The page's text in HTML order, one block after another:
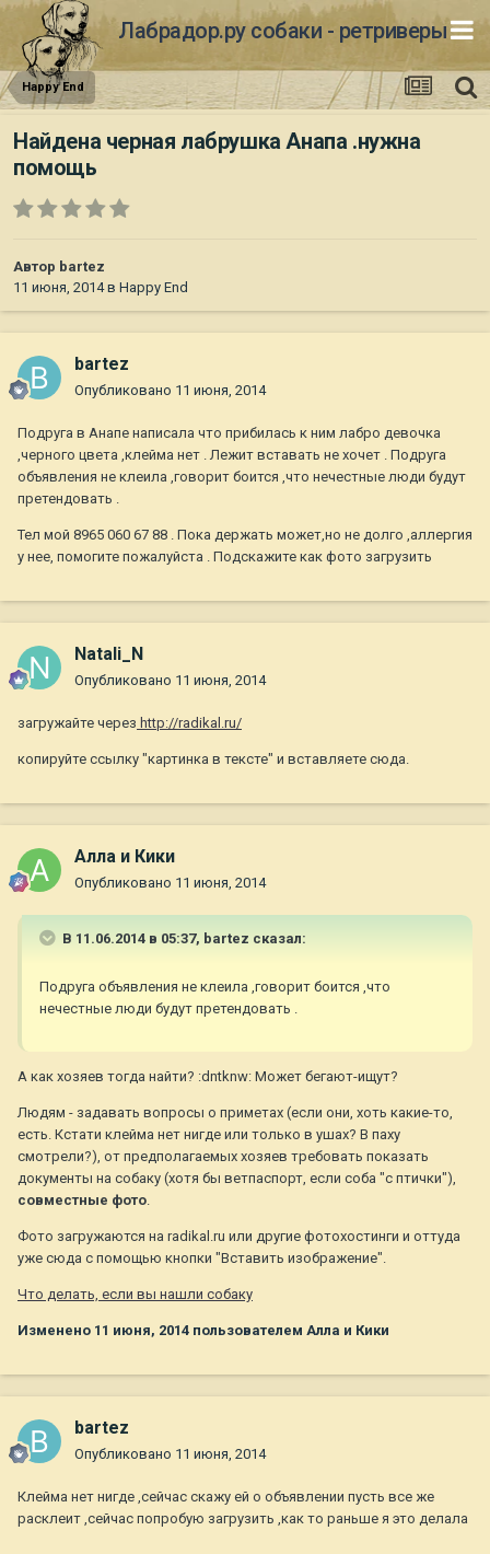
Лабрадор.ру собаки - ретриверы
Happy End
Найдена черная лабрушка Анапа .нужна
помощь
Автор bartez
11 июня, 2014в Happy End
bartez
Опубликовано 11 июня, 2014
Подруга в Анапе написала что прибилась к ним лабро девочка
,черного цвета ,клейма нет . Лежит вставать не хочет . Подруга
объявления не клеила ,говорит боится ,что нечестные люди будут
претендовать .
Тел мой 8965 060 67 88 . Пока держать может,но не долго ,аллергия
у нее, помогите пожалуйста . Подскажите как фото загрузить
Natali_N
Опубликовано 11 июня, 2014
загружайте через http://radikal.ru/
копируйте ссылку "картинка в тексте" и вставляете сюда.
Алла и Кики
Опубликовано 11 июня, 2014
В 11.06.2014 в 05:37, bartez сказал:
Подруга объявления не клеила ,говорит боится ,что
нечестные люди будут претендовать .
А как хозяев тогда найти? :dntknw: Может бегают-ищут?
Людям - задавать вопросы о приметах (если они, хоть какие-то,
есть. Кстати клейма нет нигде или только в ушах? В паху
смотрели?), от предполагаемых хозяев требовать показать
документы на собаку (хотя бы ветпаспорт, если соба "с птички"),
совместные фото.
Фото загружаются на radikal.ru или другие фотохостинги и оттуда
уже сюда с помощью кнопки "Вставить изображение".
Что делать, если вы нашли собаку
Изменено 11 июня, 2014 пользователем Алла и Кики
bartez
Опубликовано 11 июня, 2014
Клейма нет нигде ,сейчас скажу ей о объявлении пусть все же
расклеит ,сейчас попробую загрузить ,как то раньше я это делала